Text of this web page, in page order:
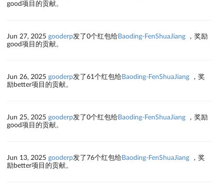
good项目的贡献。
Jun 27, 2025 gooderp发了0个红包给Baoding-FenShuaJiang ，奖励
good项目的贡献。
Jun 26, 2025 gooderp发了61个红包给Baoding-FenShuaJiang ，奖
励better项目的贡献。
Jun 25, 2025 gooderp发了0个红包给Baoding-FenShuaJiang ，奖励
good项目的贡献。
Jun 13, 2025 gooderp发了76个红包给Baoding-FenShuaJiang ，奖
励better项目的贡献。